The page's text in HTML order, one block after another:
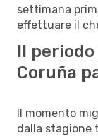
settimana
effettuare il
Il
Coruña
Il momento
dalla stagione